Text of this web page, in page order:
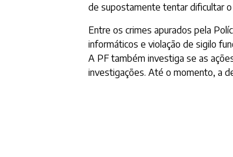
de supostamente tentar dificultar o
Entre os crimes apurados pela
informáticos e violação de sigilo
A PF também investiga se as
investigações. Até o momento, a